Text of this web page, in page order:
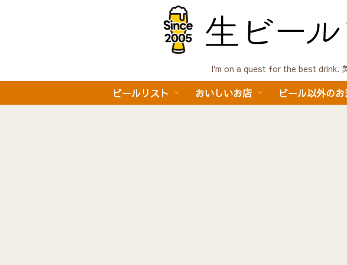
I'm on a quest for the best drink.
ビールリスト おいしいお店 ビール以外の